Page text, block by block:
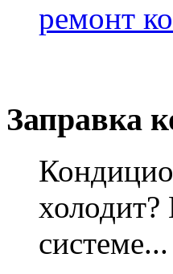
ремонт
Заправка
системе...